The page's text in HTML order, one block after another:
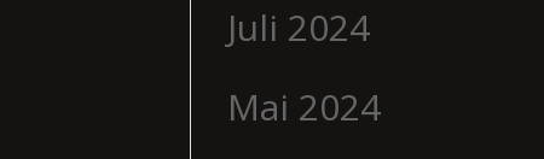
Juli 2024
Mai 2024